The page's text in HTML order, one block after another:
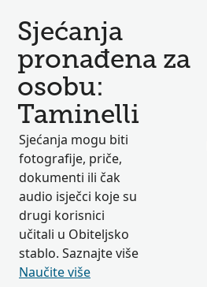
Sjećanja
pronađena za
osobu:
Taminelli
Sjećanja mogu biti
fotografije, priče,
dokumenti ili čak
audio isječci koje su
drugi korisnici
učitali u Obiteljsko
stablo. Saznajte više
Naučite više